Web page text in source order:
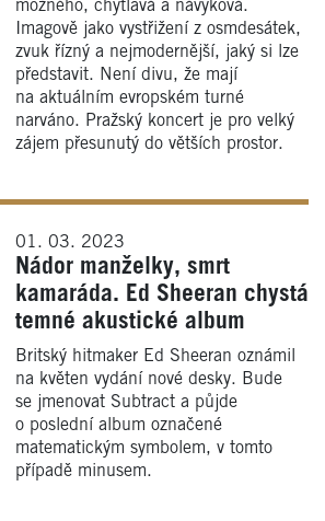
možného, chytlavá a návyková.
Imagově jako vystřižení z osmdesátek,
zvuk řízný a nejmodernější, jaký si lze
představit. Není divu, že mají
na aktuálním evropském turné
narváno. Pražský koncert je pro velký
zájem přesunutý do větších prostor.
01. 03. 2023
Nádor manželky, smrt
kamaráda. Ed Sheeran chystá
temné akustické album
Britský hitmaker Ed Sheeran oznámil
na květen vydání nové desky. Bude
se jmenovat Subtract a půjde
o poslední album označené
matematickým symbolem, v tomto
případě minusem.